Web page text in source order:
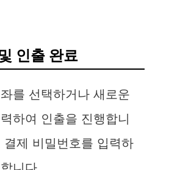
인출 완료
를 선택하거나 새로운
하여 인출을 진행합니
제 비밀번호를 입력하